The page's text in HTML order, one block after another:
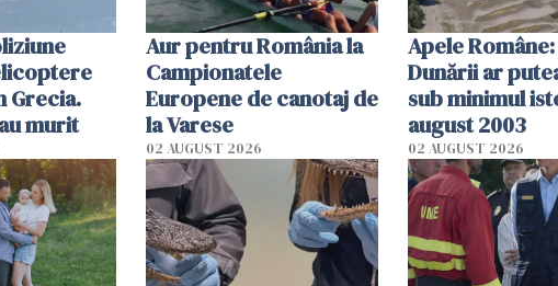
Grecia.
murit
Aur pentru România la
Campionatele
Europene de canotaj de
la Varese
02 AUGUST 2026
Apele
Dunării ar
sub minimul
august 2003
02 AUGUST 2026